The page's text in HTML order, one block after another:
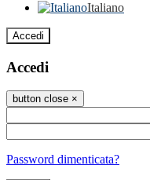
Italiano
Accedi
Accedi
button close ×
Password dimenticata?